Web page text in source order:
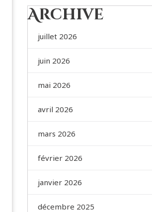
Archive
juillet 2026
juin 2026
mai 2026
avril 2026
mars 2026
février 2026
janvier 2026
décembre 2025